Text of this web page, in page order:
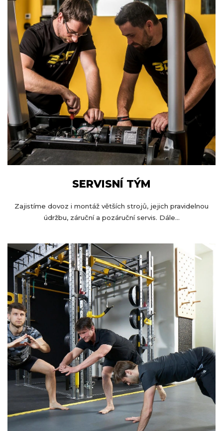
SERVISNÍ TÝM
Zajistíme dovoz i montáž větších strojů, jejich pravidelnou
údržbu, záruční a pozáruční servis. Dále...